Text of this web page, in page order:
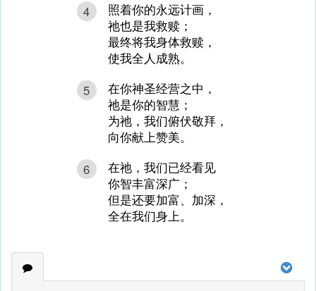
4
照着你的永远计画，
祂也是我救赎；
最终将我身体救赎，
使我全人成熟。
5
在你神圣经营之中，
祂是你的智慧；
为祂，我们俯伏敬拜，
向你献上赞美。
6
在祂，我们已经看见
你智丰富深广；
但是还要加富、加深，
全在我们身上。